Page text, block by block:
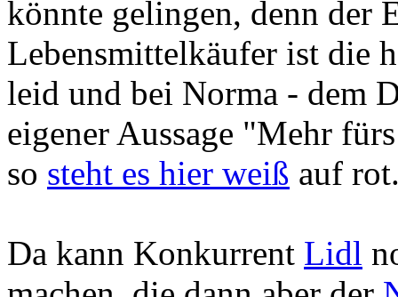
könnte gelingen, denn der
Lebensmittelkäufer ist die
leid und bei Norma - dem
eigener Aussage "Mehr
so steht es hier weiß auf
Da kann Konkurrent Lidl